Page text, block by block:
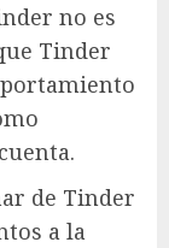
no es
Tinder
de Tinder
a la